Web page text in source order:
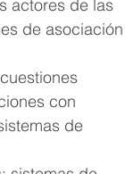
actores de las
de asociación
con
de